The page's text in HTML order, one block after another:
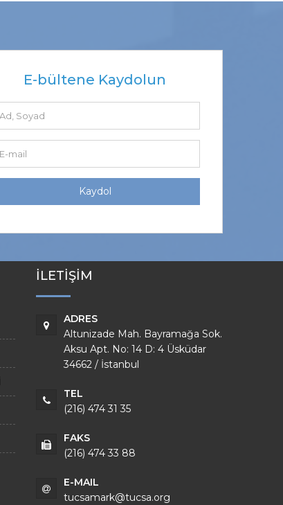
E-bültene Kaydolun
Kaydol
İLETİŞİM
ADRES
Altunizade Mah. Bayramağa Sok.
Aksu Apt. No: 14 D: 4 Üsküdar
34662 / İstanbul
TEL
(216) 474 31 35
FAKS
(216) 474 33 88
E-MAIL
tucsamark@tucsa.org